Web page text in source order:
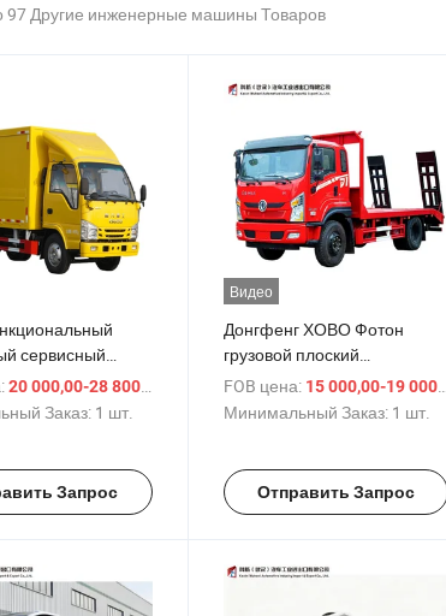
97 Другие инженерные машины Товаров
сервисный
для ремонта
и поддержки
20 000,00-28 800,00 $
Заказ: 1 шт.
Запрос
Видео
Донгфенг ХОВО Фотон
грузовой плоский
транспортный автомобиль с
гидравлическим съемным
FOB цена: 15 000,00-19 000,00 $
Минимальный Заказ: 1 шт.
Отправить Запрос